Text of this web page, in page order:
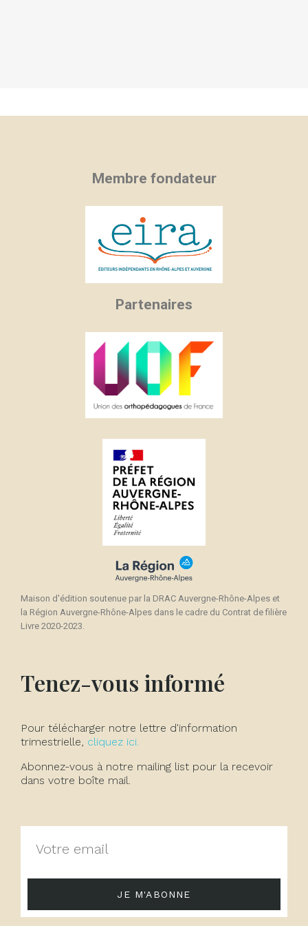
Membre fondateur
Partenaires
Maison d'édition soutenue par la DRAC Auvergne-Rhône-Alpes et
la Région Auvergne-Rhône-Alpes dans le cadre du Contrat de filière
Livre 2020-2023.
Tenez-vous informé
Pour télécharger notre lettre d'information
trimestrielle, cliquez ici.
Abonnez-vous à notre mailing list pour la recevoir
dans votre boîte mail.
JE M'ABONNE